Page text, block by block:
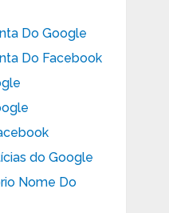
Do Google
Do Facebook
do Google
Nome Do